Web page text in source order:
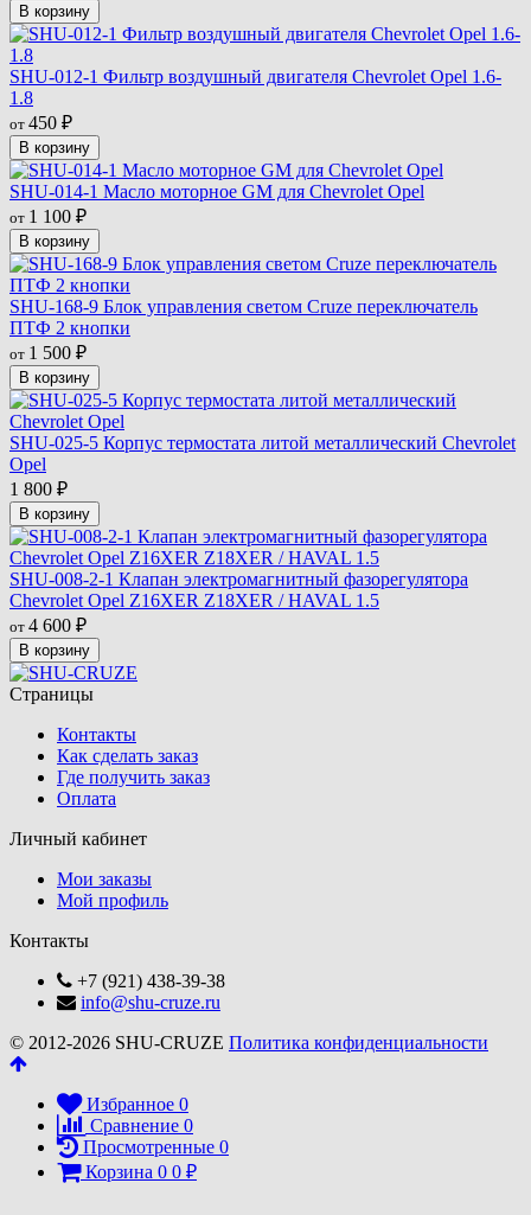
В корзину
SHU-012-1 Фильтр воздушный двигателя Chevrolet Opel 1.6-
1.8
от 450 ₽
В корзину
SHU-014-1 Масло моторное GM для Chevrolet Opel
от 1 100 ₽
В корзину
SHU-168-9 Блок управления светом Cruze переключатель
ПТФ 2 кнопки
от 1 500 ₽
В корзину
SHU-025-5 Корпус термостата литой металлический Chevrolet
Opel
1 800 ₽
В корзину
SHU-008-2-1 Клапан электромагнитный фазорегулятора
Chevrolet Opel Z16XER Z18XER / HAVAL 1.5
от 4 600 ₽
В корзину
Страницы
Контакты
Как сделать заказ
Где получить заказ
Оплата
Личный кабинет
Мои заказы
Мой профиль
Контакты
+7 (921) 438-39-38
info@shu-cruze.ru
© 2012-2026 SHU-CRUZE Политика конфиденциальности
Избранное 0
Сравнение 0
Просмотренные 0
Корзина 0 0 ₽